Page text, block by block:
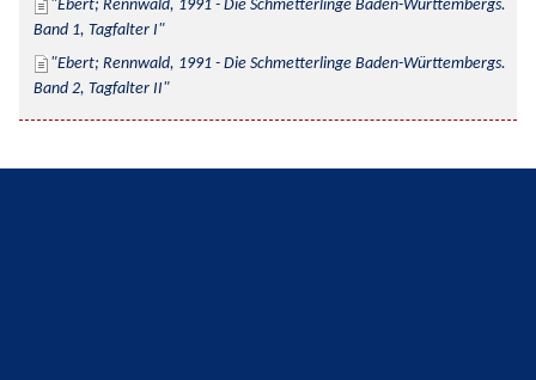
Ebert; Rennwald, 1991 - Die Schmetterlinge Baden-Württembergs.
Band 1, Tagfalter I
Ebert; Rennwald, 1991 - Die Schmetterlinge Baden-Württembergs.
Band 2, Tagfalter II